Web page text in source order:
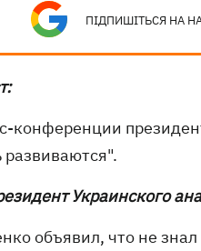
ПІДПИШІТЬСЯ НА
конференции
Украинского
объявил, что не знал